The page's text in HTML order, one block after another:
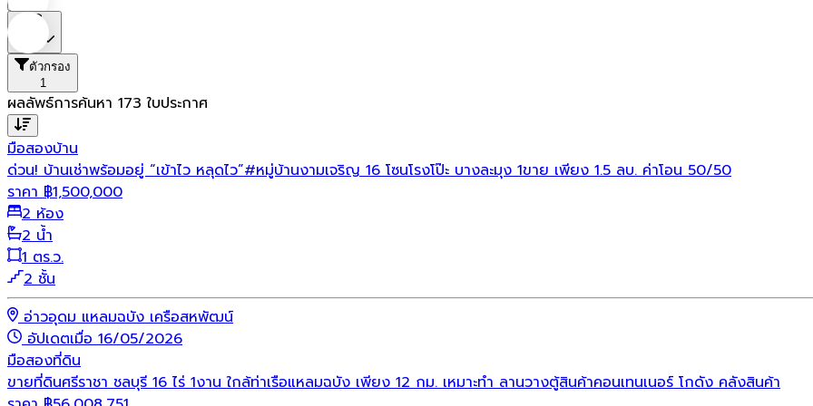
ตัวกรอง
1
ผลลัพธ์การค้นหา 173 ใบประกาศ
มือสองบ้าน
ด่วน! บ้านเช่าพร้อมอยู่ “เข้าไว หลุดไว”#หมู่บ้านงามเจริญ 16 โซนโรงโป๊ะ บางละมุง 1ขาย เพียง 1.5 ลบ. ค่าโอน 50/50
ราคา ฿1,500,000
2 ห้อง
2 น้ำ
1 ตร.ว.
2 ชั้น
อ่าวอุดม แหลมฉบัง เครือสหพัฒน์
อัปเดตเมื่อ 16/05/2026
มือสองที่ดิน
ขายที่ดินศรีราชา ชลบุรี 16 ไร่ 1งาน ใกล้ท่าเรือแหลมฉบัง เพียง 12 กม. เหมาะทำ ลานวางตู้สินค้าคอนเทนเนอร์ โกดัง คลังสินค้า